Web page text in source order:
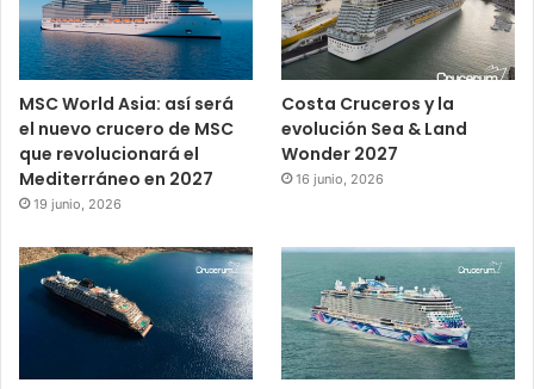
MSC World Asia: así será
el nuevo crucero de MSC
que revolucionará el
Mediterráneo en 2027
19 junio, 2026
Costa Cruceros y la
evolución Sea & Land
Wonder 2027
16 junio, 2026